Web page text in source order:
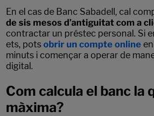
En el cas de Banc Sabadell, cal
de sis mesos d’antiguitat com a
contractar un préstec personal. Si
ets, potsobrir un compte online
minuts i començar a operar de
digital.
Com calcula el banc la
màxima?